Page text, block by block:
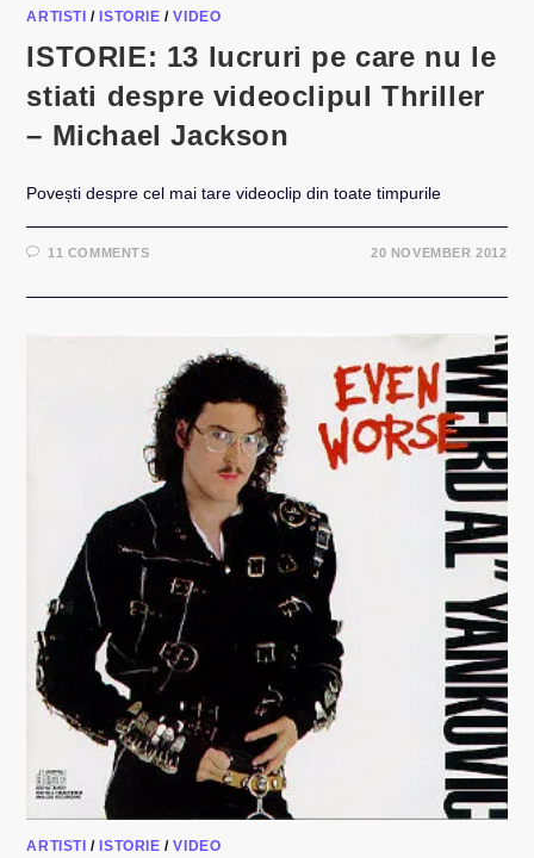
ARTISTI /ISTORIE /VIDEO
ISTORIE: 13 lucruri pe care nu le
stiati despre videoclipul Thriller
– Michael Jackson
Povești despre cel mai tare videoclip din toate timpurile
11 COMMENTS 20 NOVEMBER 2012
ARTISTI / ISTORIE /VIDEO